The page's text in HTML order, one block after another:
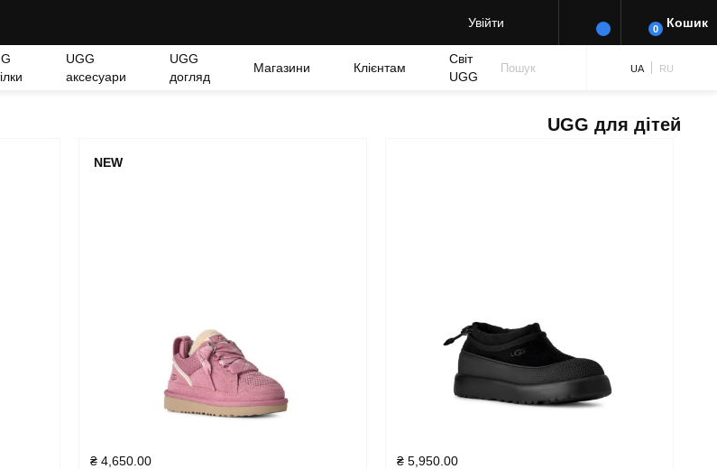
Увійти 0 Кошик
UGG
аксесуари
UGG
догляд
Магазини Клієнтам
Світ
UGG
Пошук UA RU
UGG для дітей
NEW
₴ 4,650.00 ₴ 5,950.00